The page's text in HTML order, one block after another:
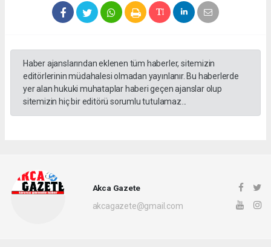
Haber ajanslarından eklenen tüm haberler, sitemizin
editörlerinin müdahalesi olmadan yayınlanır. Bu haberlerde
yer alan hukuki muhataplar haberi geçen ajanslar olup
sitemizin hiç bir editörü sorumlu tutulamaz...
Akca Gazete
akcagazete@gmail.com